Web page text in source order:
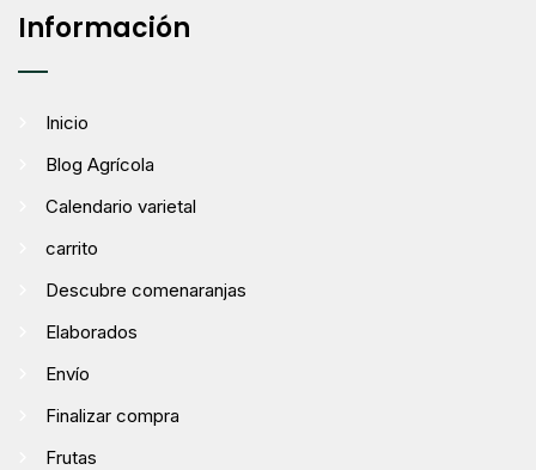
Información
Inicio
Blog Agrícola
Calendario varietal
carrito
Descubre comenaranjas
Elaborados
Envío
Finalizar compra
Frutas